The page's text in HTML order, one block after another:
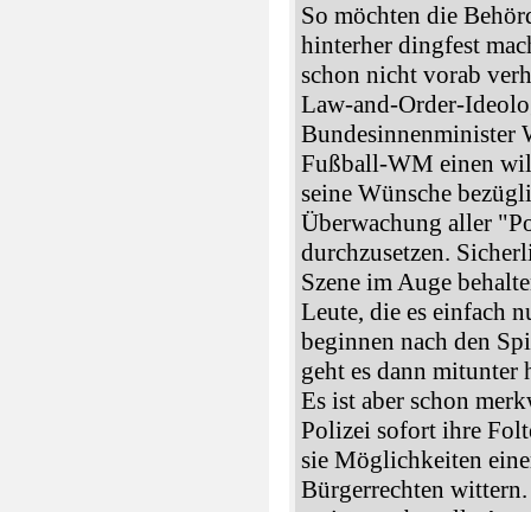
So möchten die
hinterher dingfest
schon nicht vorab
Law-and-Order-
Bundesinnenminister
Fußball-WM einen
seine Wünsche
Überwachung aller
durchzusetzen.
Szene im Auge
Leute, die es einfach
beginnen nach den
geht es dann mitunter
Es ist aber schon
Polizei sofort ihre
sie Möglichkeiten
Bürgerrechten